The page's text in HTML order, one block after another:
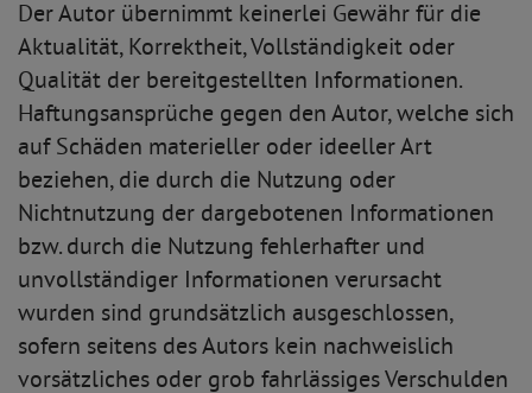
Der Autor übernimmt keinerlei Gewähr für die
Aktualität, Korrektheit, Vollständigkeit oder
Qualität der bereitgestellten Informationen.
Haftungsansprüche gegen den Autor, welche sich
auf Schäden materieller oder ideeller Art
beziehen, die durch die Nutzung oder
Nichtnutzung der dargebotenen Informationen
bzw. durch die Nutzung fehlerhafter und
unvollständiger Informationen verursacht
wurden sind grundsätzlich ausgeschlossen,
sofern seitens des Autors kein nachweislich
vorsätzliches oder grob fahrlässiges Verschulden